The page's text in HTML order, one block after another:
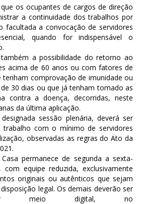
os ocupantes de cargos de direção
a continuidade dos trabalhos por
facultada a convocação de servidores
quando for indispensável o
a possibilidade do retorno ao
acima de 60 anos ou com fatores de
tenham comprovação de imunidade ou
30 dias ou que já tenham tomado as
contra a doença, decorridas, neste
da última aplicação.
sessão plenária, deverá ser
trabalho com o mínimo de servidores
observadas as regras do Ato da
permanece de segunda a sexta-
equipe reduzida, exclusivamente
originais ou autênticos que sejam
legal. Os demais deverão ser
meio digital, no